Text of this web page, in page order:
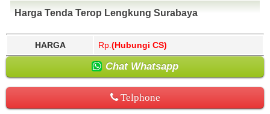
Harga Tenda Terop Lengkung Surabaya
HARGA Rp. (Hubungi CS)
Chat Whatsapp
Telphone